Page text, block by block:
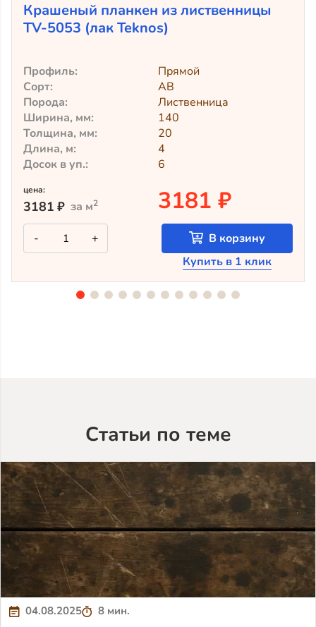
Крашеный планкен из лиственницы
TV-5053 (лак Teknos)
Профиль:
Прямой
Сорт:
АВ
Порода:
Лиственница
Ширина, мм:
140
Толщина, мм:
20
Длина, м:
4
Досок в уп.:
6
цена:
3181 ₽ за м2 3181 ₽
-
Количество
товара
Крашеный
лиственницы
+
В корзину
Купить в 1 клик
Статьи по теме
04.08.2025 8 мин.